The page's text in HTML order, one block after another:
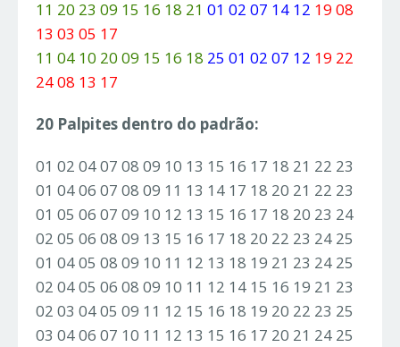
11 20 23 09 15 16 18 21 01 02 07 14 12 19 08
13 03 05 17
11 04 10 20 09 15 16 18 25 01 02 07 12 19 22
24 08 13 17
20 Palpites dentro do padrão:
01 02 04 07 08 09 10 13 15 16 17 18 21 22 23
01 04 06 07 08 09 11 13 14 17 18 20 21 22 23
01 05 06 07 09 10 12 13 15 16 17 18 20 23 24
02 05 06 08 09 13 15 16 17 18 20 22 23 24 25
01 04 05 08 09 10 11 12 13 18 19 21 23 24 25
02 04 05 06 08 09 10 11 12 14 15 16 19 21 23
02 03 04 05 09 11 12 15 16 18 19 20 22 23 25
03 04 06 07 10 11 12 13 15 16 17 20 21 24 25